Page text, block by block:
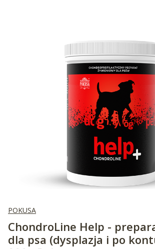
POKUSA
ChondroLine Help -
dla psa (dysplazja i po